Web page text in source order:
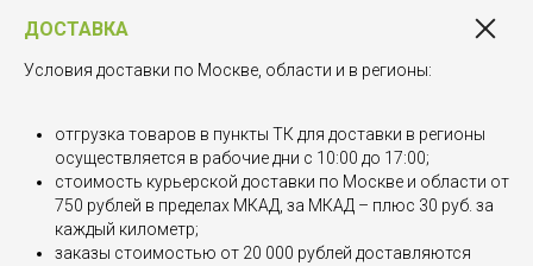
ДОСТАВКА
Условия доставки по Москве, области и в регионы:
отгрузка товаров в пункты ТК для доставки в регионы
осуществляется в рабочие дни с 10:00 до 17:00;
стоимость курьерской доставки по Москве и области от
750 рублей в пределах МКАД, за МКАД – плюс 30 руб. за
каждый километр;
заказы стоимостью от 20 000 рублей доставляются